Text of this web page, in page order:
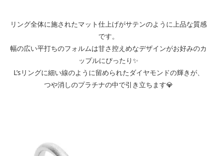
リング全体に施されたマット仕上げがサテンのように上品な質感
です。
幅の広い平打ちのフォルムは甘さ控えめなデザインがお好みのカ
ップルにぴったり✨
L’sリングに細い線のように留められたダイヤモンドの輝きが、
つや消しのプラチナの中で引き立ちます💎